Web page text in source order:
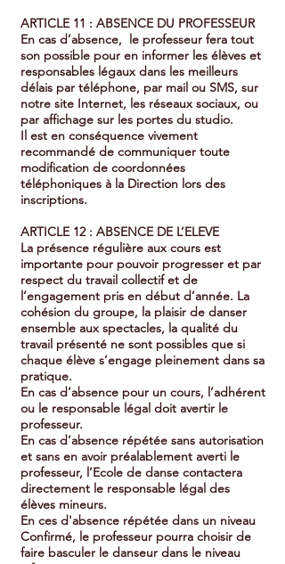
ARTICLE 11 : ABSENCE DU PROFESSEUR
En cas d’absence, le professeur fera tout
son possible pour en informer les élèves et
responsables légaux dans les meilleurs
délais par téléphone, par mail ou SMS, sur
notre site Internet, les réseaux sociaux, ou
par affichage sur les portes du studio.
Il est en conséquence vivement
recommandé de communiquer toute
modification de coordonnées
téléphoniques à la Direction lors des
inscriptions.
ARTICLE 12 : ABSENCE DE L’ELEVE
La présence régulière aux cours est
importante pour pouvoir progresser et par
respect du travail collectif et de
l’engagement pris en début d’année. La
cohésion du groupe, la plaisir de danser
ensemble aux spectacles, la qualité du
travail présenté ne sont possibles que si
chaque élève s’engage pleinement dans sa
pratique.
En cas d’absence pour un cours, l’adhérent
ou le responsable légal doit avertir le
professeur.
En cas d’absence répétée sans autorisation
et sans en avoir préalablement averti le
professeur, l’Ecole de danse contactera
directement le responsable légal des
élèves mineurs.
En ces d'absence répétée dans un niveau
Confirmé, le professeur pourra choisir de
faire basculer le danseur dans le niveau